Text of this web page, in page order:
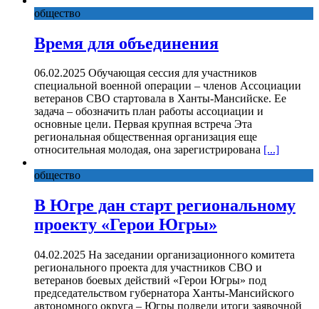
общество
Время для объединения
06.02.2025 Обучающая сессия для участников
специальной военной операции – членов Ассоциации
ветеранов СВО стартовала в Ханты-Мансийске. Ее
задача – обозначить план работы ассоциации и
основные цели. Первая крупная встреча Эта
региональная общественная организация еще
относительная молодая, она зарегистрирована [...]
общество
В Югре дан старт региональному
проекту «Герои Югры»
04.02.2025 На заседании организационного комитета
регионального проекта для участников СВО и
ветеранов боевых действий «Герои Югры» под
председательством губернатора Ханты-Мансийского
автономного округа – Югры подвели итоги заявочной